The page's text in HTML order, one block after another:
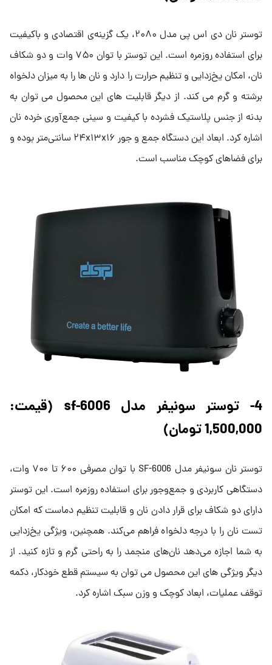
توستر نان دی اس پی مدل ۲۰۸۰، یک گزینه‌ی اقتصادی و باکیفیت
برای استفاده روزمره است. این توستر با توان ۷۵۰ وات و دو شکاف
نان، امکان یخ‌زدایی و تنظیم حرارت را دارد و نان ها را به میزان دلخواه
برشته و گرم می کند. از دیگر قابلیت های این محصول می توان به
بدنه از جنس پلاستیک فشرده با کیفیت و سینی جمع‌آوری خرده نان
اشاره کرد. ابعاد این دستگاه جمع و جور ۲۴x۱۳x۱۶ سانتی‌متر بوده و
برای فضاهای کوچک مناسب است.
4- توستر سونیفر مدل sf-6006 (قیمت:
1,500,000 تومان)
توستر نان سونیفر مدل SF-6006 با توان مصرفی ۶۰۰ تا ۷۰۰ وات،
دستگاهی کاربردی و جمع‌وجور برای استفاده روزمره است. این توستر
دارای دو شکاف برای قرار دادن نان و قابلیت تنظیم دماست که امکان
تست نان را با درجه دلخواه فراهم می‌کند. همچنین، ویژگی یخ‌زدایی
به شما اجازه می‌دهد نان‌های منجمد را به راحتی گرم و تازه کنید. از
دیگر ویژگی های این محصول می توان به سیستم قطع خودکار، دکمه
توقف عملیات، ابعاد کوچک و وزن سبک اشاره کرد.